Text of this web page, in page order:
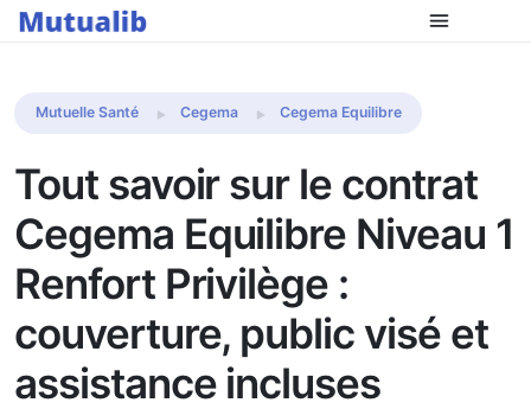
Comparer les mutuelles
Mutuelle Santé Cegema Cegema Equilibre
Tout savoir sur le contrat
Cegema Equilibre Niveau 1
Renfort Privilège :
couverture, public visé et
assistance incluses